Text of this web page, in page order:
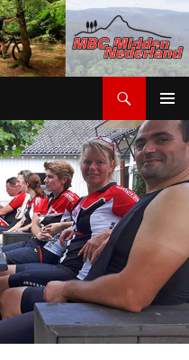
MENU